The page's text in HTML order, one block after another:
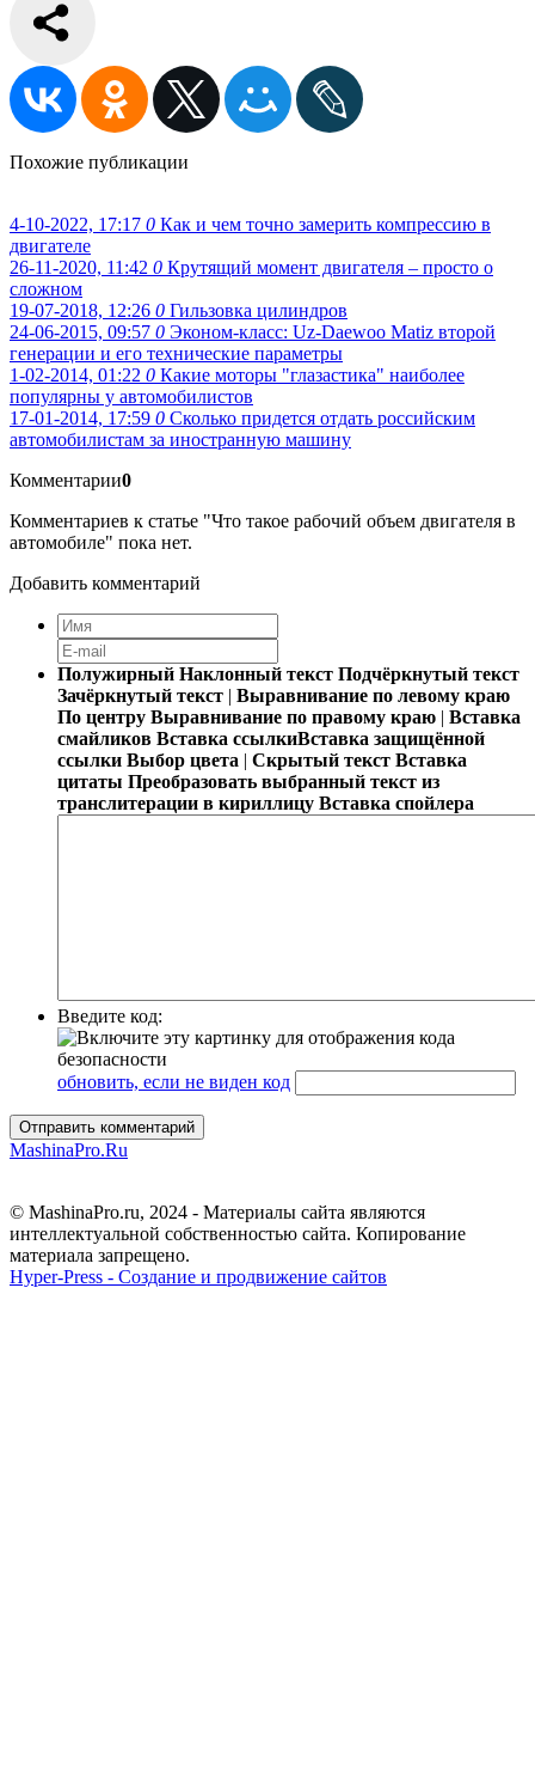
Похожие публикации
4-10-2022, 17:17 0 Как и чем точно замерить компрессию в
двигателе
26-11-2020, 11:42 0 Крутящий момент двигателя – просто о
сложном
19-07-2018, 12:26 0 Гильзовка цилиндров
24-06-2015, 09:57 0 Эконом-класс: Uz-Daewoo Matiz второй
генерации и его технические параметры
1-02-2014, 01:22 0 Какие моторы "глазастика" наиболее
популярны у автомобилистов
17-01-2014, 17:59 0 Сколько придется отдать российским
автомобилистам за иностранную машину
Комментарии0
Комментариев к статье "Что такое рабочий объем двигателя в
автомобиле" пока нет.
Добавить комментарий
Полужирный Наклонный текст Подчёркнутый текст
Зачёркнутый текст | Выравнивание по левому краю
По центру Выравнивание по правому краю | Вставка
смайликов Вставка ссылкиВставка защищённой
ссылки Выбор цвета | Скрытый текст Вставка
цитаты Преобразовать выбранный текст из
транслитерации в кириллицу Вставка спойлера
Введите код:
обновить, если не виден код
Отправить комментарий
MashinaPro.Ru
© MashinaPro.ru, 2024 - Материалы сайта являются
интеллектуальной собственностью сайта. Копирование
материала запрещено.
Hyper-Press - Создание и продвижение сайтов